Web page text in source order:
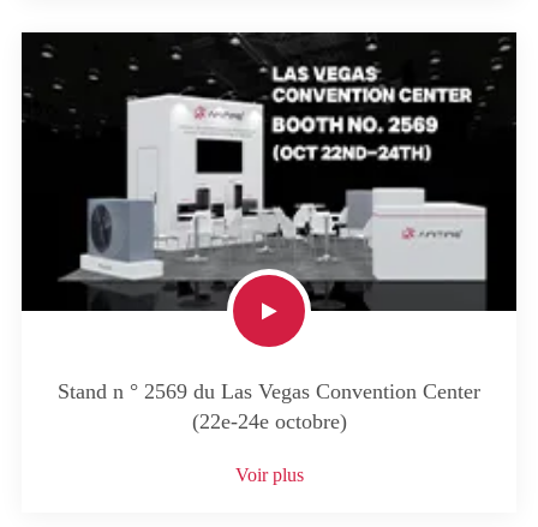
Stand n ° 2569 du Las Vegas Convention Center
(22e-24e octobre)
Voir plus